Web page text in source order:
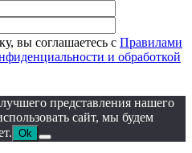
вы соглашаетесь с Правилами
и обработкой
представления нашего
сайт, мы будем
Ok